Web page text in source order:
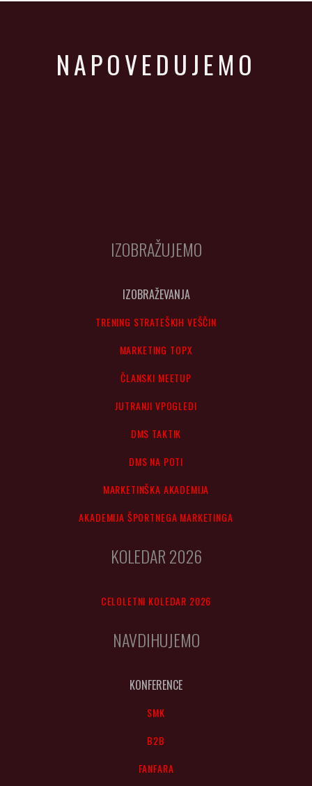
NAPOVEDUJEMO
IZOBRAŽUJEMO
IZOBRAŽEVANJA
TRENING STRATEŠKIH VEŠČIN
MARKETING TOPX
ČLANSKI MEETUP
JUTRANJI VPOGLEDI
DMS TAKTIK
DMS NA POTI
MARKETINŠKA AKADEMIJA
AKADEMIJA ŠPORTNEGA MARKETINGA
KOLEDAR 2026
CELOLETNI KOLEDAR 2026
NAVDIHUJEMO
KONFERENCE
SMK
B2B
FANFARA